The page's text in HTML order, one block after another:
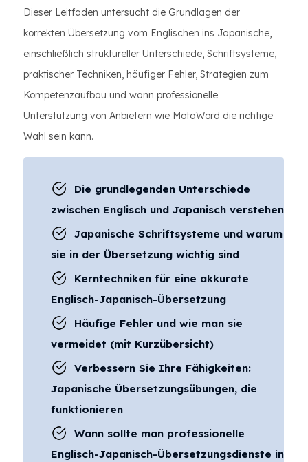
Dieser Leitfaden untersucht die Grundlagen der
korrekten Übersetzung vom Englischen ins Japanische,
einschließlich struktureller Unterschiede, Schriftsysteme,
praktischer Techniken, häufiger Fehler, Strategien zum
Kompetenzaufbau und wann professionelle
Unterstützung von Anbietern wie MotaWord die richtige
Wahl sein kann.
Die grundlegenden Unterschiede
zwischen Englisch und Japanisch verstehen
Japanische Schriftsysteme und warum
sie in der Übersetzung wichtig sind
Kerntechniken für eine akkurate
Englisch-Japanisch-Übersetzung
Häufige Fehler und wie man sie
vermeidet (mit Kurzübersicht)
Verbessern Sie Ihre Fähigkeiten:
Japanische Übersetzungsübungen, die
funktionieren
Wann sollte man professionelle
Englisch-Japanisch-Übersetzungsdienste in